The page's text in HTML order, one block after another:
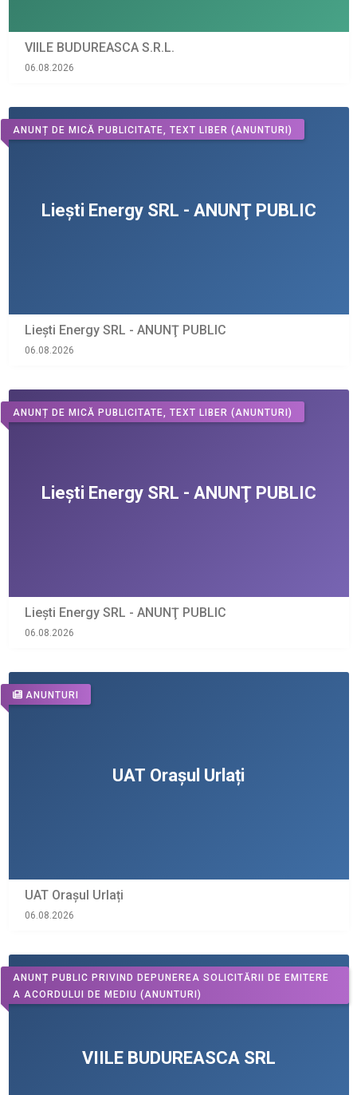
VIILE BUDUREASCA S.R.L.
06.08.2026
ANUNȚ DE MICĂ PUBLICITATE, TEXT LIBER (ANUNTURI)
Liești Energy SRL - ANUNŢ PUBLIC
06.08.2026
ANUNȚ DE MICĂ PUBLICITATE, TEXT LIBER (ANUNTURI)
Liești Energy SRL - ANUNŢ PUBLIC
06.08.2026
ANUNTURI
UAT Orașul Urlați
06.08.2026
ANUNȚ PUBLIC PRIVIND DEPUNEREA SOLICITĂRII DE EMITERE
A ACORDULUI DE MEDIU (ANUNTURI)